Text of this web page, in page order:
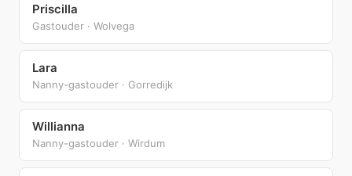
Priscilla
Gastouder · Wolvega
Lara
Nanny-gastouder · Gorredijk
Willianna
Nanny-gastouder · Wirdum